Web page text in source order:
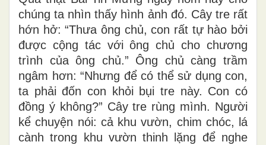
chúng ta nhìn thấy hình ảnh đó. Cây tre rất
hớn hở: “Thưa ông chủ, con rất tự hào bởi
được cộng tác với ông chủ cho chương
trình của ông chủ.” Ông chủ càng trầm
ngâm hơn: “Nhưng để có thể sử dụng con,
ta phải đốn con khỏi bụi tre này. Con có
đồng ý không?” Cây tre rùng mình. Người
kể chuyện nói: cả khu vườn, chim chóc, lá
cành trong khu vườn thinh lặng để nghe